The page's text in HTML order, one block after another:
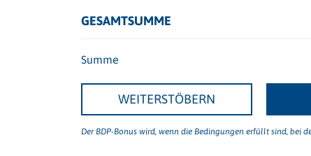
GESAMTSUMME
Summe
WEITERSTÖBERN
Der BDP-Bonus wird, wenn die Bedingungen erfüllt sind, bei